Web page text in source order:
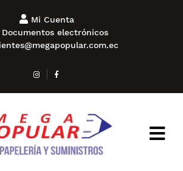
Mi Cuenta
Documentos electrónicos